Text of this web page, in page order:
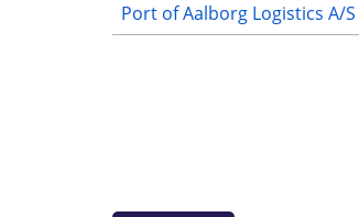
Port of Aalborg Logistics A/